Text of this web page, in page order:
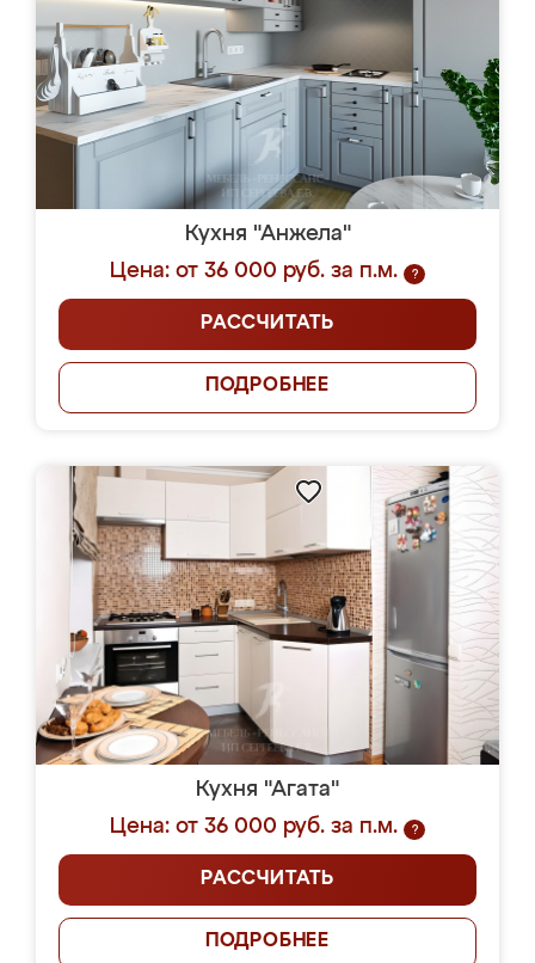
Кухня "Анжела"
Цена: от 36 000 руб. за п.м.
?
РАССЧИТАТЬ
ПОДРОБНЕЕ
Кухня "Агата"
Цена: от 36 000 руб. за п.м.
?
РАССЧИТАТЬ
ПОДРОБНЕЕ